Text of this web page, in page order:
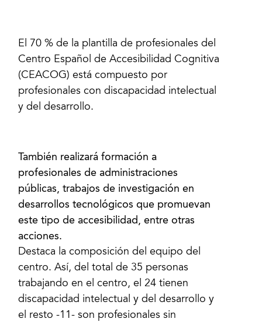
El 70 % de la plantilla de profesionales del
Centro Español de Accesibilidad Cognitiva
(CEACOG) está compuesto por
profesionales con discapacidad intelectual
y del desarrollo.
También realizará formación a
profesionales de administraciones
públicas, trabajos de investigación en
desarrollos tecnológicos que promuevan
este tipo de accesibilidad, entre otras
Destaca la composición del equipo del
centro. Así, del total de 35 personas
trabajando en el centro, el 24 tienen
discapacidad intelectual y del desarrollo y
el resto -11- son profesionales sin